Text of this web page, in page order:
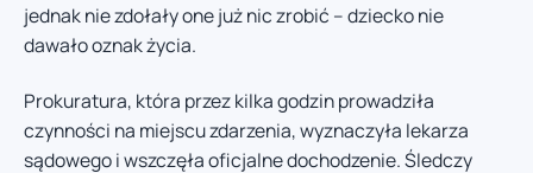
jednak nie zdołały one już nic zrobić – dziecko nie
dawało oznak życia.
Prokuratura, która przez kilka godzin prowadziła
czynności na miejscu zdarzenia, wyznaczyła lekarza
sądowego i wszczęła oficjalne dochodzenie. Śledczy